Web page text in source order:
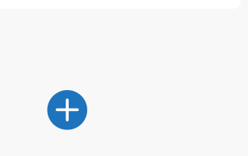
谷气行、营卫通：内经视角
下的脾胃调养要义